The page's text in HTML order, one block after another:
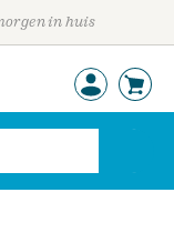
in huis